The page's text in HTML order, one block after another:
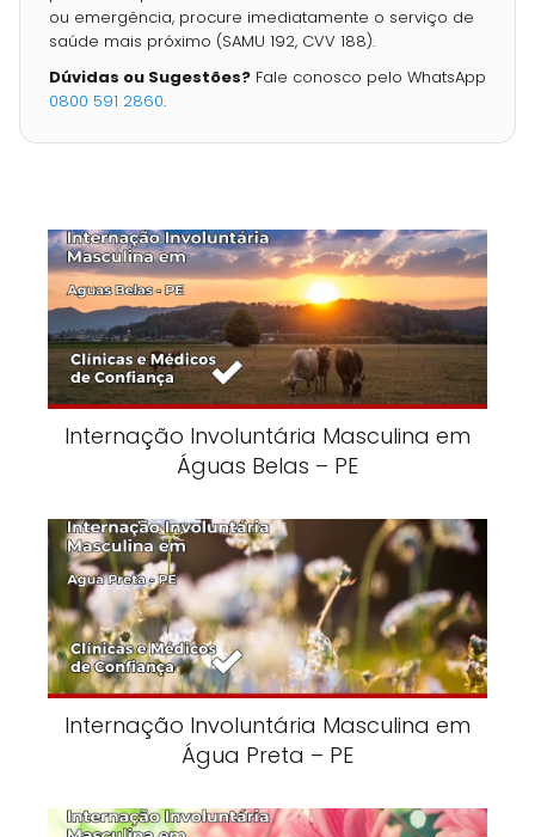
ou emergência, procure imediatamente o serviço de
saúde mais próximo (SAMU 192, CVV 188).
Dúvidas ou Sugestões? Fale conosco pelo WhatsApp
0800 591 2860.
Internação Involuntária Masculina em
Águas Belas – PE
Internação Involuntária Masculina em
Água Preta – PE